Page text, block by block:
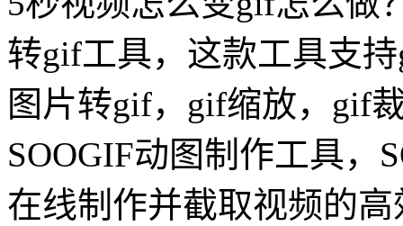
转gif工具，这款工具支
图片转gif，gif缩放，gif
SOOGIF动图制作工具，
在线制作并截取视频的